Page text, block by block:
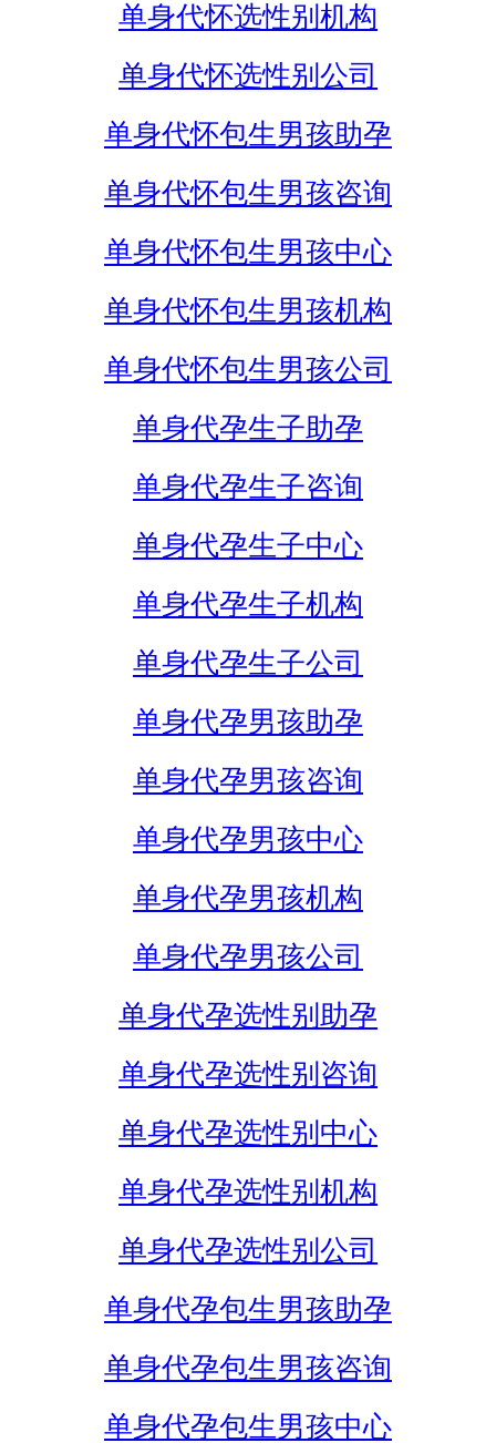
单身代怀选性别机构
单身代怀选性别公司
单身代怀包生男孩助孕
单身代怀包生男孩咨询
单身代怀包生男孩中心
单身代怀包生男孩机构
单身代怀包生男孩公司
单身代孕生子助孕
单身代孕生子咨询
单身代孕生子中心
单身代孕生子机构
单身代孕生子公司
单身代孕男孩助孕
单身代孕男孩咨询
单身代孕男孩中心
单身代孕男孩机构
单身代孕男孩公司
单身代孕选性别助孕
单身代孕选性别咨询
单身代孕选性别中心
单身代孕选性别机构
单身代孕选性别公司
单身代孕包生男孩助孕
单身代孕包生男孩咨询
单身代孕包生男孩中心